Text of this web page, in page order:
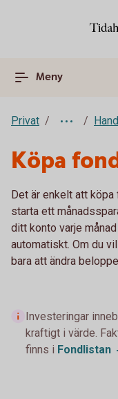
Meny
Privat
Köpa
Det är enkelt att köpa
starta ett
ditt konto varje
automatiskt. Om du
bara att ändra
Investeringar
kraftigt i värde.
finns i Fondlistan